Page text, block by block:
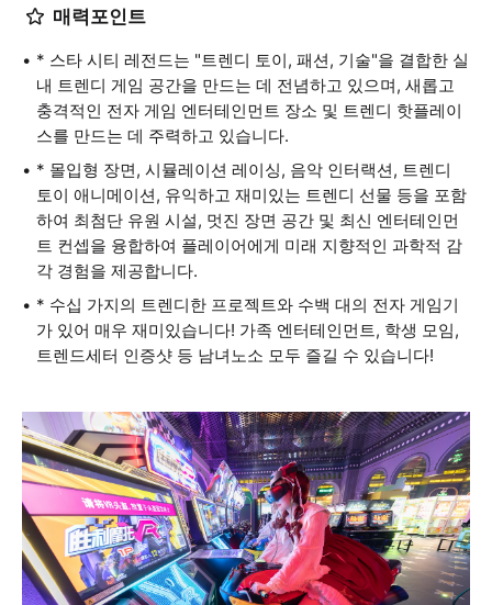
매력포인트
* 스타 시티 레전드는 "트렌디 토이, 패션, 기술"을 결합한 실
내 트렌디 게임 공간을 만드는 데 전념하고 있으며, 새롭고
충격적인 전자 게임 엔터테인먼트 장소 및 트렌디 핫플레이
스를 만드는 데 주력하고 있습니다.
* 몰입형 장면, 시뮬레이션 레이싱, 음악 인터랙션, 트렌디
토이 애니메이션, 유익하고 재미있는 트렌디 선물 등을 포함
하여 최첨단 유원 시설, 멋진 장면 공간 및 최신 엔터테인먼
트 컨셉을 융합하여 플레이어에게 미래 지향적인 과학적 감
각 경험을 제공합니다.
* 수십 가지의 트렌디한 프로젝트와 수백 대의 전자 게임기
가 있어 매우 재미있습니다! 가족 엔터테인먼트, 학생 모임,
트렌드세터 인증샷 등 남녀노소 모두 즐길 수 있습니다!